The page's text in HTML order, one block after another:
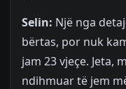
Selin: Një nga
bërtas, por nuk
jam 23 vjeçe. Jeta,
ndihmuar të jem